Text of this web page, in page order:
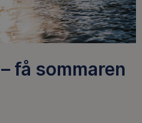
få sommaren